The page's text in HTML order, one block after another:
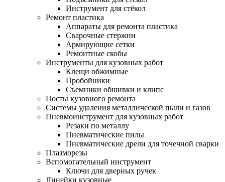
Инструмент для стёкол
Ремонт пластика
Аппараты для ремонта пластика
Сварочные стержни
Армирующие сетки
Ремонтные скобы
Инструменты для кузовных работ
Клещи обжимные
Пробойники
Съемники обшивки и клипс
Посты кузовного ремонта
Системы удаления металлической пыли и газов
Пневмоинструмент для кузовных работ
Резаки по металлу
Пневматические пилы
Пневматические дрели для точечной сварки
Плазморезы
Вспомогательный инструмент
Ключи для дверных ручек
Линейки кузовные